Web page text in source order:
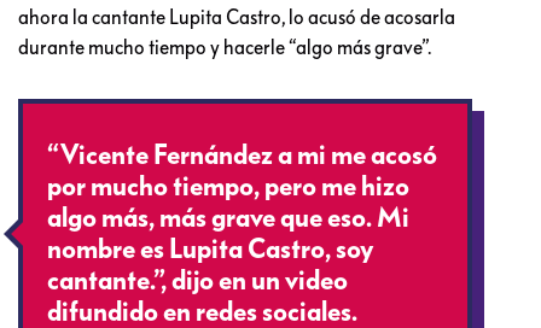
ahora la cantante Lupita Castro, lo acusó de acosarla
durante mucho tiempo y hacerle “algo más grave”.
“Vicente Fernández a mi me acosó
por mucho tiempo, pero me hizo
algo más, más grave que eso. Mi
nombre es Lupita Castro, soy
cantante.”, dijo en un video
difundido en redes sociales.